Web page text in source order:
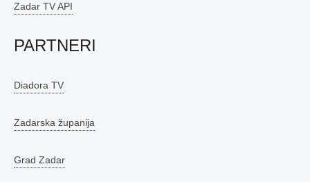
Zadar TV API
PARTNERI
Diadora TV
Zadarska županija
Grad Zadar